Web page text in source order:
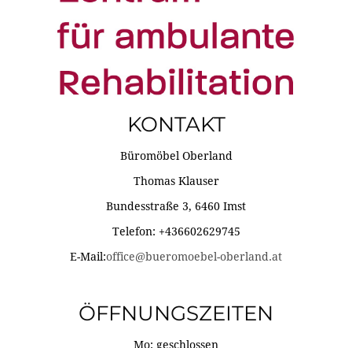
KONTAKT
Büromöbel Oberland
Thomas Klauser
Bundesstraße 3, 6460 Imst
Telefon: +436602629745
E-Mail:office@bueromoebel-oberland.at
ÖFFNUNGSZEITEN
Mo: geschlossen